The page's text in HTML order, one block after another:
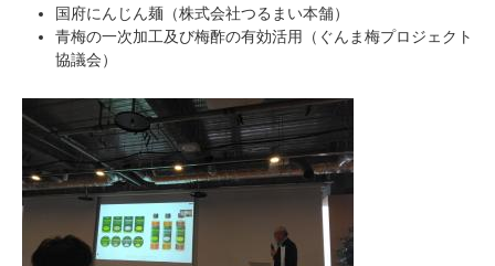
国府にんじん麺（株式会社つるまい本舗）
青梅の一次加工及び梅酢の有効活用（ぐんま梅プロジェクト
協議会）